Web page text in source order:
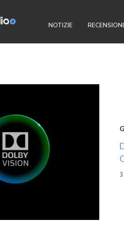
NOTIZIE RECENSIONI